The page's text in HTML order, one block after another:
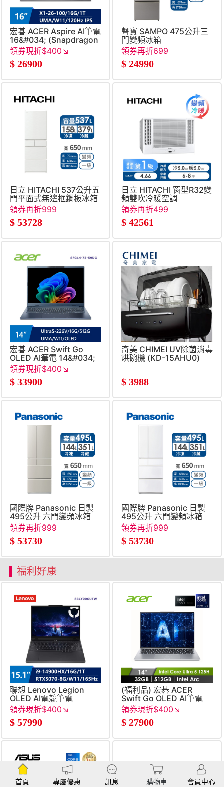
宏碁 ACER Aspire AI筆電
16&#034; (Snapdragon
X1-26-
100&#47;16G&#47;1T&#47;UMA&#47;W11)
領券現折$400↘
$ 26900
聲寶 SAMPO 475公升三
門變頻冰箱
領券再折699
$ 24990
日立 HITACHI 537公升五
門平面式無邊框鋼板冰箱
領券再折999
$ 53728
日立 HITACHI 窗型R32變
頻雙吹冷暖空調
領券再折499
$ 42561
宏碁 ACER Swift Go
OLED AI筆電 14&#034;
(Intel Core Ultra5-
226V&#47;16G&#47;512G&#47;UMA&#47;W11)
領券現折$400↘
$ 33900
奇美 CHIMEI UV除菌消毒
烘碗機 (KD-15AHU0)
$ 3988
國際牌 Panasonic 日製
495公升 六門變頻冰箱
領券再折999
$ 53730
國際牌 Panasonic 日製
495公升 六門變頻冰箱
領券再折999
$ 53730
福利好康
聯想 Lenovo Legion
OLED AI電競筆電
15.1&#034; (i9-
14900HX&#47;16G&#47;1T&#47;RTX5070-
8G&#47;W11)
領券現折$400↘
$ 57990
(福利品) 宏碁 ACER
Swift Go OLED AI筆電
14&#034; (Intel Core
Ultra 5
認證) 銀
領券現折$400↘
$ 27900
首頁 專屬優惠 訊息 購物車 會員中心